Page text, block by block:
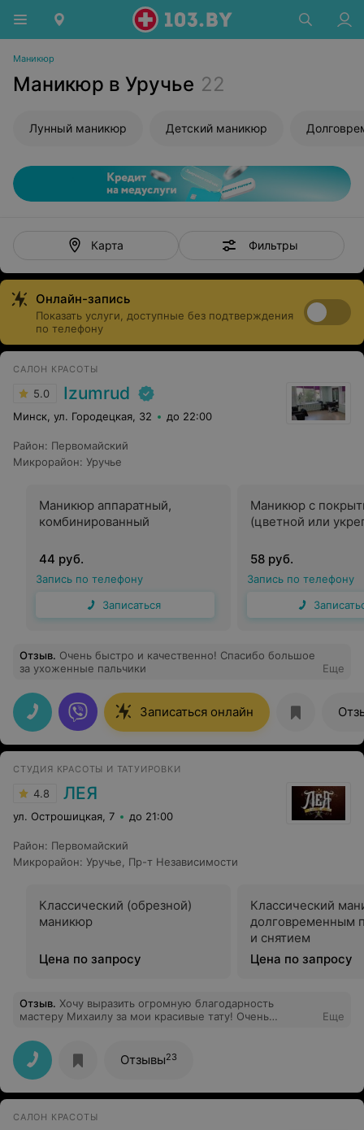
Маникюр
Маникюр в Уручье 22
Лунный маникюр Детский маникюр
Карта Фильтры
Онлайн-запись
Показать услуги, доступные без подтверждения
по телефону
САЛОН КРАСОТЫ
5.0 Izumrud
Минск, ул. Городецкая, 32 до 22:00
Район: Первомайский
Микрорайон: Уручье
Маникюр аппаратный,
комбинированный
44 руб.
Запись по телефону
Записаться
Маникюр с
(цветной или
58 руб.
Запись по телефону
Отзыв. Очень быстро и качественно! Спасибо большое
за ухоженные пальчики
Еще
Записаться онлайн
СТУДИЯ КРАСОТЫ И ТАТУИРОВКИ
4.8 ЛЕЯ
ул. Острошицкая, 7 до 21:00
Район: Первомайский
Микрорайон: Уручье Пр-т Независимости
Классический (обрезной)
маникюр
Цена по запросу
Классический
долговременным
и снятием
Цена по запросу
Отзыв. Хочу выразить огромную благодарность
мастеру Михаилу за мои красивые тату! Очень
руки и природный дар создавать такую красоту! желаю
вам дальнейших успехов!Делала тату в этом салоне в
первый раз, и не ошиблась с выбором качественного
салона, плюс располагающая атмосфера салона,
чистота, комфорт , пунктуальность мастера и все это
клиент! Рекомендую!
Еще
Отзывы23
САЛОН КРАСОТЫ